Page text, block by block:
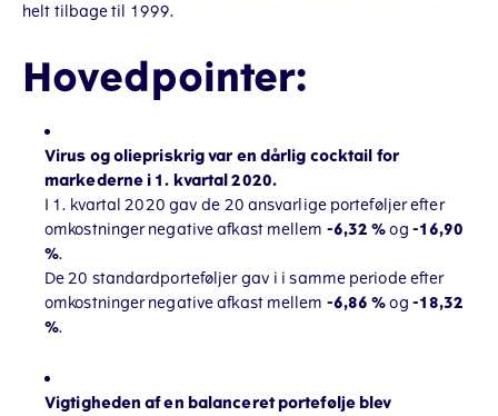
helt tilbage til 1999.
Hovedpointer:
Virus og oliepriskrig var en dårlig cocktail for
markederne i 1. kvartal 2020.
I 1. kvartal 2020 gav de 20 ansvarlige porteføljer efter
omkostninger negative afkast mellem -6,32 %og -16,90
%.
De 20 standardporteføljer gav i i samme periode efter
omkostninger negative afkast mellem -6,86 %og -18,32
%.
Vigtigheden af en balanceret portefølje blev